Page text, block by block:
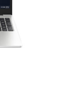
کنسول بازی